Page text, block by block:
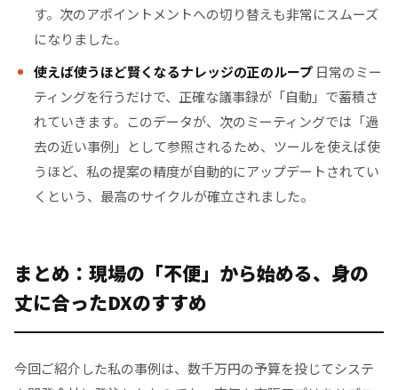
す。次のアポイントメントへの切り替えも非常にスムーズ
になりました。
使えば使うほど賢くなるナレッジの正のループ 日常のミー
ティングを行うだけで、正確な議事録が「自動」で蓄積さ
れていきます。このデータが、次のミーティングでは「過
去の近い事例」として参照されるため、ツールを使えば使
うほど、私の提案の精度が自動的にアップデートされてい
くという、最高のサイクルが確立されました。
まとめ：現場の「不便」から始める、身の
丈に合ったDXのすすめ
今回ご紹介した私の事例は、数千万円の予算を投じてシステ